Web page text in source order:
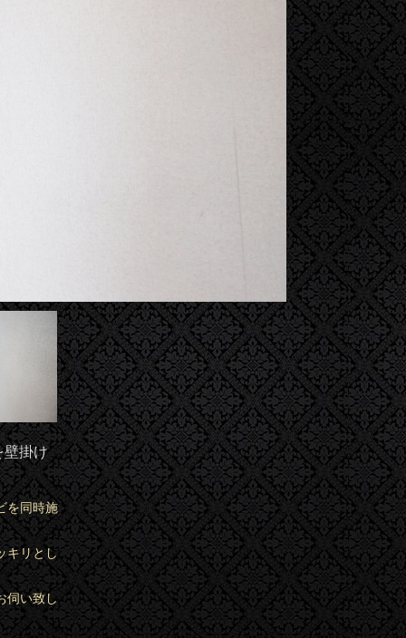
壁掛け
を同時施
キリとし
伺い致し